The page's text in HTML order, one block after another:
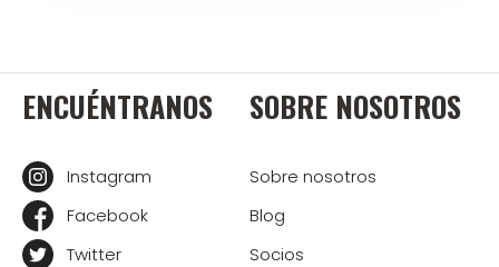
ENCUÉNTRANOS
Instagram
Facebook
Twitter
SOBRE NOSOTROS
Sobre nosotros
Blog
Socios